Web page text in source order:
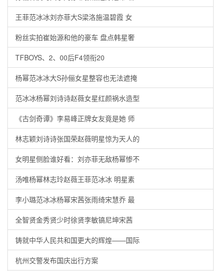
王菲范冰冰刘亦菲大S梁洛施温碧霞 女
粉丝实拍崔始源和他的豪车 盘点韩星奢
TFBOYS、2、00后F4领衔20
杨幂范冰冰大S孙俪女星整容也无法遮掩
范冰冰杨幂刘诗诗赵薇女星红颜祸水造型
《古剑奇谭》李易峰正牌女友竟是她 师
林志颖刘诗诗张国荣赵薇明星惊为天人的
女明星侧脸谁好看：刘亦菲无敌杨幂惨不
汤唯杨幂林志玲赵薇王菲范冰冰 明星素
李小璐范冰冰杨幂宋茜张雨绮宋慧乔 最
全智贤金秀贤少时徐贤李敏镐尼坤宋茜
铸就中华人民共和国更大的辉煌——国际
杭州交警发布国庆出行方案